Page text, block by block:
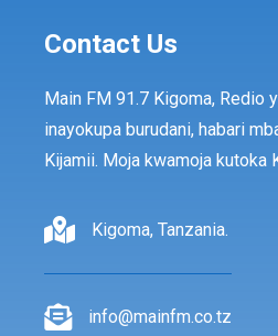
Contact Us
Main FM 91.7 Kigoma, Redio
inayokupa burudani, habari
Kijamii. Moja kwamoja kutoka
Kigoma, Tanzania.
info@mainfm.co.tz